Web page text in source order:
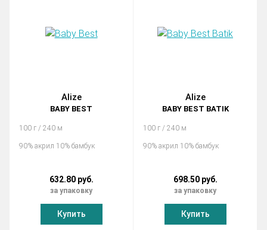
Alize
BABY BEST
100 г / 240 м
90% акрил 10% бамбук
632.80 руб.
за упаковку
Купить
Alize
BABY BEST BATIK
100 г / 240 м
90% акрил 10% бамбук
698.50 руб.
за упаковку
Купить